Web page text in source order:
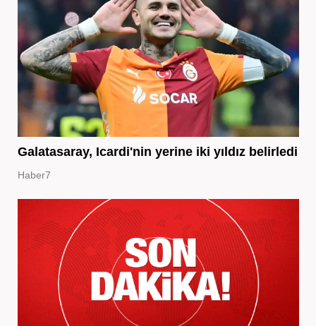
Galatasaray, Icardi'nin yerine iki yıldız belirledi
Haber7